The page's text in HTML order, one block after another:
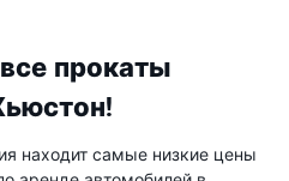
прокаты
находит самые низкие цены